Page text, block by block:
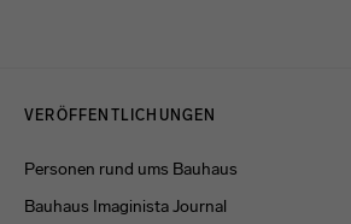
VERÖFFENTLICHUNGEN
Personen rund ums Bauhaus
Bauhaus Imaginista Journal